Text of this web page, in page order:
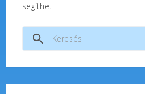
segíthet.
Keresés: